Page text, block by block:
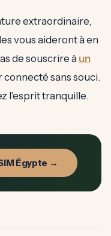
extraordinaire,
vous aideront à en
de souscrire à un
sans souci.
l'esprit tranquille.
Égypte →